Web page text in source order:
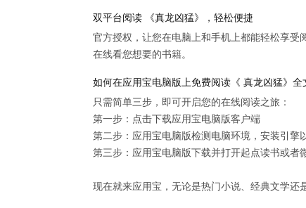
双平台阅读 《真龙凶猛》，轻松便捷
官方授权，让您在电脑上和手机上都能轻松享
在线看您想要的书籍。
如何在应用宝电脑版上免费阅读《 真龙凶猛》全
只需简单三步，即可开启您的在线阅读之旅：
第一步：点击下载应用宝电脑版客户端
第二步：应用宝电脑版检测电脑环境，安装引擎
第三步：应用宝电脑版下载并打开起点读书或者
现在就来应用宝，无论是热门小说、经典文学还